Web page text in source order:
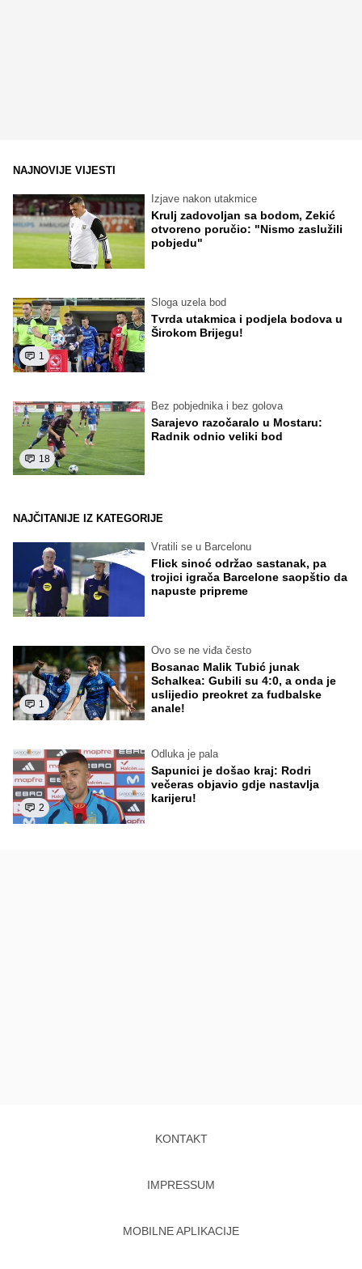
NAJNOVIJE VIJESTI
Izjave nakon utakmice
Krulj zadovoljan sa bodom, Zekić
otvoreno poručio: "Nismo zaslužili
pobjedu"
1
Sloga uzela bod
Tvrda utakmica i podjela bodova u
Širokom Brijegu!
18
Bez pobjednika i bez golova
Sarajevo razočaralo u Mostaru:
Radnik odnio veliki bod
NAJČITANIJE IZ KATEGORIJE
Vratili se u Barcelonu
Flick sinoć održao sastanak, pa
trojici igrača Barcelone saopštio da
napuste pripreme
1
Ovo se ne viđa često
Bosanac Malik Tubić junak
Schalkea: Gubili su 4:0, a onda je
uslijedio preokret za fudbalske
anale!
2
Odluka je pala
Sapunici je došao kraj: Rodri
večeras objavio gdje nastavlja
karijeru!
KONTAKT
IMPRESSUM
MOBILNE APLIKACIJE